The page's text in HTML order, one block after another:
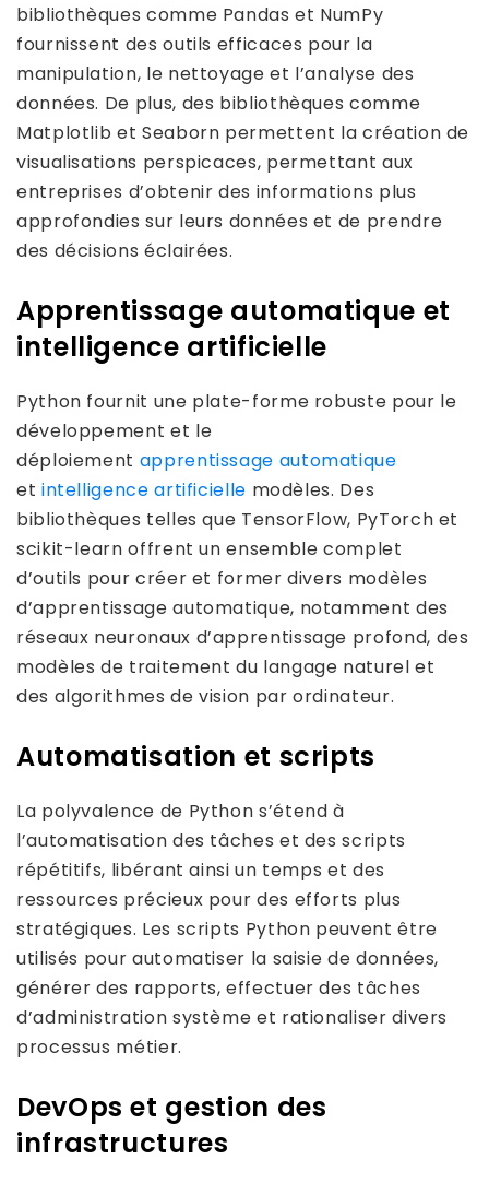
bibliothèques comme Pandas et NumPy
fournissent des outils efficaces pour la
manipulation, le nettoyage et l’analyse des
données. De plus, des bibliothèques comme
Matplotlib et Seaborn permettent la création de
visualisations perspicaces, permettant aux
entreprises d’obtenir des informations plus
approfondies sur leurs données et de prendre
des décisions éclairées.
Apprentissage automatique et
intelligence artificielle
Python fournit une plate-forme robuste pour le
développement et le
déploiement apprentissage automatique
et intelligence artificielle modèles. Des
bibliothèques telles que TensorFlow, PyTorch et
scikit-learn offrent un ensemble complet
d’outils pour créer et former divers modèles
d’apprentissage automatique, notamment des
réseaux neuronaux d’apprentissage profond, des
modèles de traitement du langage naturel et
des algorithmes de vision par ordinateur.
Automatisation et scripts
La polyvalence de Python s’étend à
l’automatisation des tâches et des scripts
répétitifs, libérant ainsi un temps et des
ressources précieux pour des efforts plus
stratégiques. Les scripts Python peuvent être
utilisés pour automatiser la saisie de données,
générer des rapports, effectuer des tâches
d’administration système et rationaliser divers
processus métier.
DevOps et gestion des
infrastructures